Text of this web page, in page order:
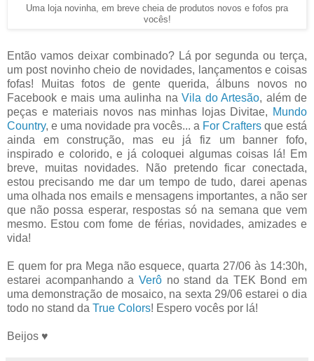
Uma loja novinha, em breve cheia de produtos novos e fofos pra
vocês!
Então vamos deixar combinado? Lá por segunda ou terça,
um post novinho cheio de novidades, lançamentos e coisas
fofas! Muitas fotos de gente querida, álbuns novos no
Facebook e mais uma aulinha na Vila do Artesão, além de
peças e materiais novos nas minhas lojas Divitae, Mundo
Country, e uma novidade pra vocês... a For Crafters que está
ainda em construção, mas eu já fiz um banner fofo,
inspirado e colorido, e já coloquei algumas coisas lá! Em
breve, muitas novidades. Não pretendo ficar conectada,
estou precisando me dar um tempo de tudo, darei apenas
uma olhada nos emails e mensagens importantes, a não ser
que não possa esperar, respostas só na semana que vem
mesmo. Estou com fome de férias, novidades, amizades e
vida!
E quem for pra Mega não esquece, quarta 27/06 às 14:30h,
estarei acompanhando a Verô no stand da TEK Bond em
uma demonstração de mosaico, na sexta 29/06 estarei o dia
todo no stand da True Colors! Espero vocês por lá!
Beijos ♥